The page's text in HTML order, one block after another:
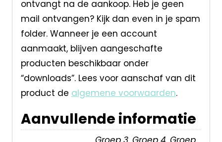
ontvangt na de aankoop. Heb je geen
mail ontvangen? Kijk dan even in je spam
folder. Wanneer je een account
aanmaakt, blijven aangeschafte
producten beschikbaar onder
“downloads”. Lees voor aanschaf van dit
product de algemene voorwaarden.
Aanvullende informatie